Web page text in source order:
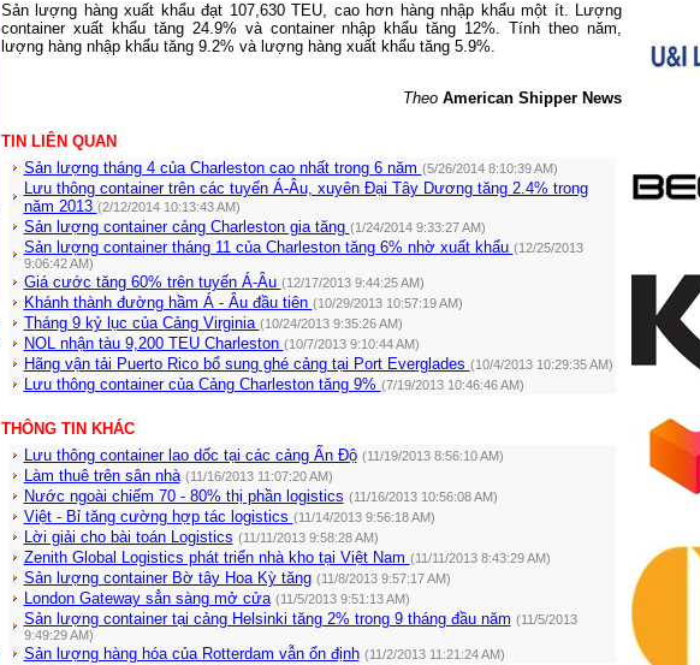
Sản lượng hàng xuất khẩu đạt 107,630 TEU, cao hơn hàng nhập khẩu một ít. Lượng
container xuất khẩu tăng 24.9% và container nhập khẩu tăng 12%. Tính theo năm,
lượng hàng nhập khẩu tăng 9.2% và lượng hàng xuất khẩu tăng 5.9%.
Theo American Shipper News
TIN LIÊN QUAN
Sản lượng tháng 4 của Charleston cao nhất trong 6 năm (5/26/2014 8:10:39 AM)
Lưu thông container trên các tuyến Á-Âu, xuyên Đại Tây Dương tăng 2.4% trong
năm 2013 (2/12/2014 10:13:43 AM)
Sản lượng container cảng Charleston gia tăng (1/24/2014 9:33:27 AM)
Sản lượng container tháng 11 của Charleston tăng 6% nhờ xuất khẩu (12/25/2013
9:06:42 AM)
Giá cước tăng 60% trên tuyến Á-Âu (12/17/2013 9:44:25 AM)
Khánh thành đường hầm Á - Âu đầu tiên (10/29/2013 10:57:19 AM)
Tháng 9 kỷ lục của Cảng Virginia (10/24/2013 9:35:26 AM)
NOL nhận tàu 9,200 TEU Charleston (10/7/2013 9:10:44 AM)
Hãng vận tải Puerto Rico bổ sung ghé cảng tại Port Everglades (10/4/2013 10:29:35 AM)
Lưu thông container của Cảng Charleston tăng 9% (7/19/2013 10:46:46 AM)
THÔNG TIN KHÁC
Lưu thông container lao dốc tại các cảng Ấn Độ (11/19/2013 8:56:10 AM)
Làm thuê trên sân nhà (11/16/2013 11:07:20 AM)
Nước ngoài chiếm 70 - 80% thị phần logistics (11/16/2013 10:56:08 AM)
Việt - Bỉ tăng cường hợp tác logistics (11/14/2013 9:56:18 AM)
Lời giải cho bài toán Logistics (11/11/2013 9:58:28 AM)
Zenith Global Logistics phát triển nhà kho tại Việt Nam (11/11/2013 8:43:29 AM)
Sản lượng container Bờ tây Hoa Kỳ tăng (11/8/2013 9:57:17 AM)
London Gateway sẳn sàng mở cửa (11/5/2013 9:51:13 AM)
Sản lượng container tại cảng Helsinki tăng 2% trong 9 tháng đầu năm (11/5/2013
9:49:29 AM)
Sản lượng hàng hóa của Rotterdam vẫn ổn định (11/2/2013 11:21:24 AM)